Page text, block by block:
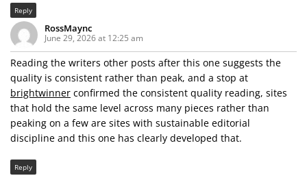
Reply
RossMaync
June 29, 2026 at 12:25 am
Reading the writers other posts after this one suggests the
quality is consistent rather than peak, and a stop at
brightwinner confirmed the consistent quality reading, sites
that hold the same level across many pieces rather than
peaking on a few are sites with sustainable editorial
discipline and this one has clearly developed that.
Reply